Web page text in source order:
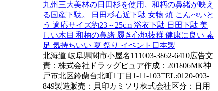
九州三大美林の日田杉を使用。和柄の鼻緒が映え
る国産下駄。 日田杉右近下駄 女物 焼 こんぺいと
う 適応サイズ約23～25cm 浴衣下駄 日田下駄 美
しい木目 和柄の鼻緒 履き心地抜群 健康に良い 素
足 気持ちいい 夏 祭り イベント日本製
北海道 岐阜県関市小屋名111003-3862-6410広告文
責：株式会社ドラッグピュア作成：201806MK神
戸市北区鈴蘭台北町1丁目1-11-103TEL:0120-093-
849製造販売：貝印カミソリ株式会社区分：日用